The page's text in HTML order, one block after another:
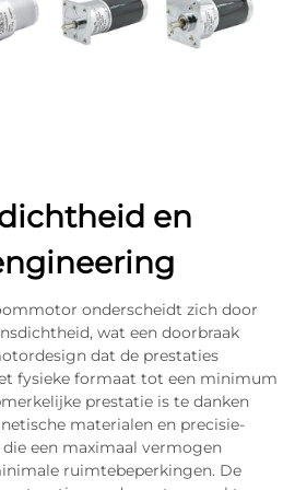
en
onderscheidt zich door
wat een doorbraak
dat de prestaties
fysieke formaat tot een minimum
prestatie is te danken
materialen en precisie-
een maximaal vermogen
ruimtebeperkingen. De